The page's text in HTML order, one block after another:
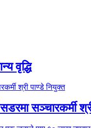
वृद्धि
सञ्चारकर्मी